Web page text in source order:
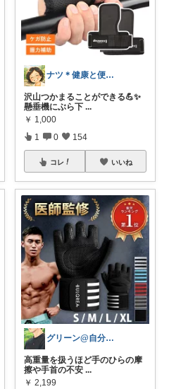
ナツ＊健康と便利グッズが好きな主婦🌸
沢山つかまることができる💪✨
懸垂機にぶら下 ...
￥ 1,000
1 0 154
コレ いいね
グリーン@自分磨き🪴
高重量を扱うほど手のひらの摩
擦や手首の不安 ...
￥ 2,199